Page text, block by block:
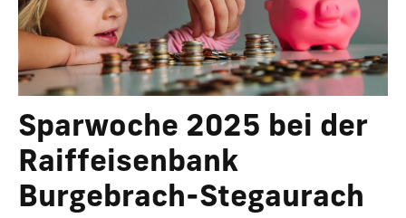
Sparwoche 2025 bei der
Raiffeisenbank
Burgebrach-Stegaurach